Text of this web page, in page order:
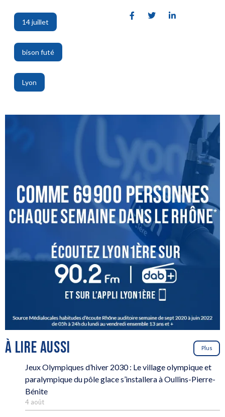
14 juillet
,
bison futé
,
Lyon
À LIRE AUSSI Plus
Jeux Olympiques d’hiver 2030 : Le village olympique et
paralympique du pôle glace s’installera à Oullins-Pierre-
Bénite
4 août